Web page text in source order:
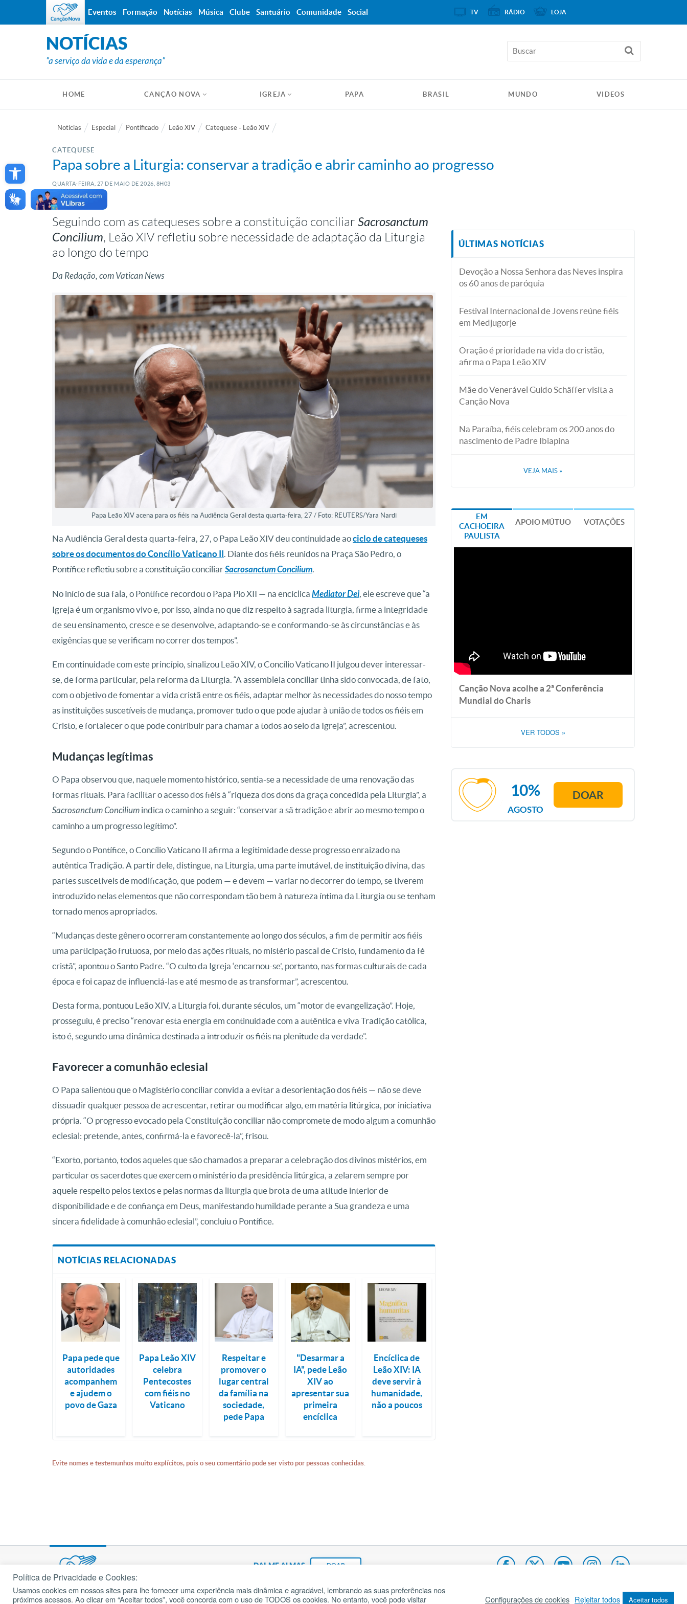
Open toolbar
NOTÍCIAS
"a serviço da vida e da esperança"
HOME CANÇÃO NOVA IGREJA PAPA BRASIL MUNDO VIDEOS
Notícias Especial Pontificado Leão XIV Catequese - Leão XIV
CATEQUESE
Papa sobre a Liturgia: conservar a tradição e abrir caminho ao progresso
QUARTA-FEIRA, 27 DE MAIO DE 2026, 8H03
Seguindo com as catequeses sobre a constituição conciliar Sacrosanctum
Concilium, Leão XIV refletiu sobre necessidade de adaptação da Liturgia
ao longo do tempo
Da Redação, com Vatican News
Papa Leão XIV acena para os fiéis na Audiência Geral desta quarta-feira, 27 / Foto: REUTERS/Yara Nardi
Na Audiência Geral desta quarta-feira, 27, o Papa Leão XIV deu continuidade aociclo de catequeses
sobre os documentos do Concílio Vaticano II . Diante dos fiéis reunidos na Praça São Pedro, o
Pontífice refletiu sobre a constituição conciliarSacrosanctum Concilium.
No início de sua fala, o Pontífice recordou o Papa Pio XII — na encíclica Mediator Dei, ele escreve que “a
Igreja é um organismo vivo e, por isso, ainda no que diz respeito à sagrada liturgia, firme a integridade
de seu ensinamento, cresce e se desenvolve, adaptando-se e conformando-se às circunstâncias e às
exigências que se verificam no correr dos tempos”.
Em continuidade com este princípio, sinalizou Leão XIV, o Concílio Vaticano II julgou dever interessar-
se, de forma particular, pela reforma da Liturgia. “A assembleia conciliar tinha sido convocada, de fato,
com o objetivo de fomentar a vida cristã entre os fiéis, adaptar melhor às necessidades do nosso tempo
as instituições suscetíveis de mudança, promover tudo o que pode ajudar à união de todos os fiéis em
Cristo, e fortalecer o que pode contribuir para chamar a todos ao seio da Igreja”, acrescentou.
Mudanças legítimas
O Papa observou que, naquele momento histórico, sentia-se a necessidade de uma renovação das
formas rituais. Para facilitar o acesso dos fiéis à “riqueza dos dons da graça concedida pela Liturgia”, a
Sacrosanctum Concilium indica o caminho a seguir: “conservar a sã tradição e abrir ao mesmo tempo o
caminho a um progresso legítimo”.
Segundo o Pontífice, o Concílio Vaticano II afirma a legitimidade desse progresso enraizado na
autêntica Tradição. A partir dele, distingue, na Liturgia, uma parte imutável, de instituição divina, das
partes suscetíveis de modificação, que podem — e devem — variar no decorrer do tempo, se tiverem
introduzido nelas elementos que não correspondam tão bem à natureza íntima da Liturgia ou se tenham
tornado menos apropriados.
“Mudanças deste gênero ocorreram constantemente ao longo dos séculos, a fim de permitir aos fiéis
uma participação frutuosa, por meio das ações rituais, no mistério pascal de Cristo, fundamento da fé
cristã”, apontou o Santo Padre. “O culto da Igreja ‘encarnou-se’, portanto, nas formas culturais de cada
época e foi capaz de influenciá-las e até mesmo de as transformar”, acrescentou.
Desta forma, pontuou Leão XIV, a Liturgia foi, durante séculos, um “motor de evangelização”. Hoje,
prosseguiu, é preciso “renovar esta energia em continuidade com a autêntica e viva Tradição católica,
isto é, segundo uma dinâmica destinada a introduzir os fiéis na plenitude da verdade”.
Favorecer a comunhão eclesial
O Papa salientou que o Magistério conciliar convida a evitar a desorientação dos fiéis — não se deve
dissuadir qualquer pessoa de acrescentar, retirar ou modificar algo, em matéria litúrgica, por iniciativa
própria. “O progresso evocado pela Constituição conciliar não compromete de modo algum a comunhão
eclesial: pretende, antes, confirmá-la e favorecê-la”, frisou.
“Exorto, portanto, todos aqueles que são chamados a preparar a celebração dos divinos mistérios, em
particular os sacerdotes que exercem o ministério da presidência litúrgica, a zelarem sempre por
aquele respeito pelos textos e pelas normas da liturgia que brota de uma atitude interior de
disponibilidade e de confiança em Deus, manifestando humildade perante a Sua grandeza e uma
sincera fidelidade à comunhão eclesial”, concluiu o Pontífice.
NOTÍCIAS RELACIONADAS
Papa pede que
autoridades
acompanhem
e ajudem o
povo de Gaza
Papa Leão XIV
celebra
Pentecostes
com fiéis no
Vaticano
Respeitar e
promover o
lugar central
da família na
sociedade,
pede Papa
"Desarmar a
IA", pede Leão
XIV ao
apresentar sua
primeira
encíclica
Encíclica de
Leão XIV: IA
deve servir à
humanidade,
não a poucos
Evite nomes e testemunhos muito explícitos, pois o seu comentário pode ser visto por pessoas conhecidas.
ÚLTIMAS NOTÍCIAS
Devoção a Nossa Senhora das Neves inspira
os 60 anos de paróquia
Festival Internacional de Jovens reúne fiéis
em Medjugorje
Oração é prioridade na vida do cristão,
afirma o Papa Leão XIV
Mãe do Venerável Guido Schäffer visita a
Canção Nova
Na Paraíba, fiéis celebram os 200 anos do
nascimento de Padre Ibiapina
VEJA MAIS »
EM
CACHOEIRA
PAULISTA
APOIO MÚTUO VOTAÇÕES
Canção Nova acolhe a 2ª Conferência
Mundial do Charis
VER TODOS »
AGOSTO
10% DOAR
Eventos Formação Notícias Música Clube Santuário Comunidade Social TV RÁDIO LOJA
DAI-ME ALMAS DOAR
Fundação João Paulo II Pedido de Oração Mapa do site Internacional
cancaonova.com© 2002 – 2026
Política de Privacidade e Cookies:
Usamos cookies em nossos sites para lhe fornecer uma experiência mais dinâmica e agradável, lembrando as suas preferências nos
próximos acessos. Ao clicar em “Aceitar todos”, você concorda com o uso de TODOS os cookies. No entanto, você pode visitar
Configurações de cookies Rejeitar todos Aceitar todos